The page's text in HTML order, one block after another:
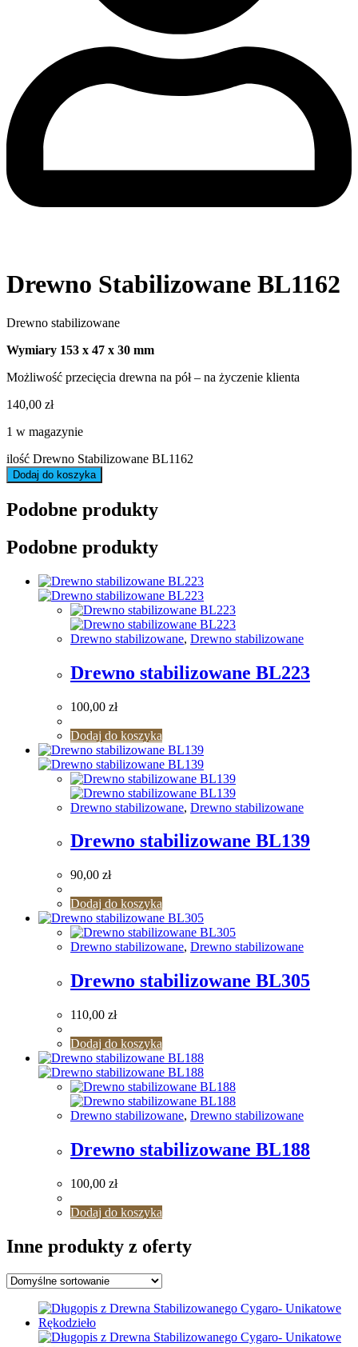
Drewno Stabilizowane BL1162
Drewno stabilizowane
Wymiary 153 x 47 x 30 mm
Możliwość przecięcia drewna na pół – na życzenie klienta
140,00 zł
1 w magazynie
ilość Drewno Stabilizowane BL1162
Dodaj do koszyka
Podobne produkty
Podobne produkty
Drewno stabilizowane, Drewno stabilizowane
Drewno stabilizowane BL223
100,00 zł
Dodaj do koszyka
Drewno stabilizowane, Drewno stabilizowane
Drewno stabilizowane BL139
90,00 zł
Dodaj do koszyka
Drewno stabilizowane, Drewno stabilizowane
Drewno stabilizowane BL305
110,00 zł
Dodaj do koszyka
Drewno stabilizowane, Drewno stabilizowane
Drewno stabilizowane BL188
100,00 zł
Dodaj do koszyka
Inne produkty z oferty